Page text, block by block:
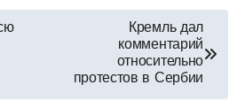
Кремль дал
комментарий
относительно
протестов в Сербии